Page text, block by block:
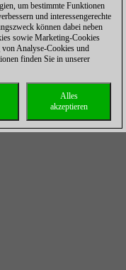
um bestimmte Funktionen
und interessengerechte
können dabei neben
sowie Marketing-Cookies
Analyse-Cookies und
finden Sie in unserer
Alles
akzeptieren